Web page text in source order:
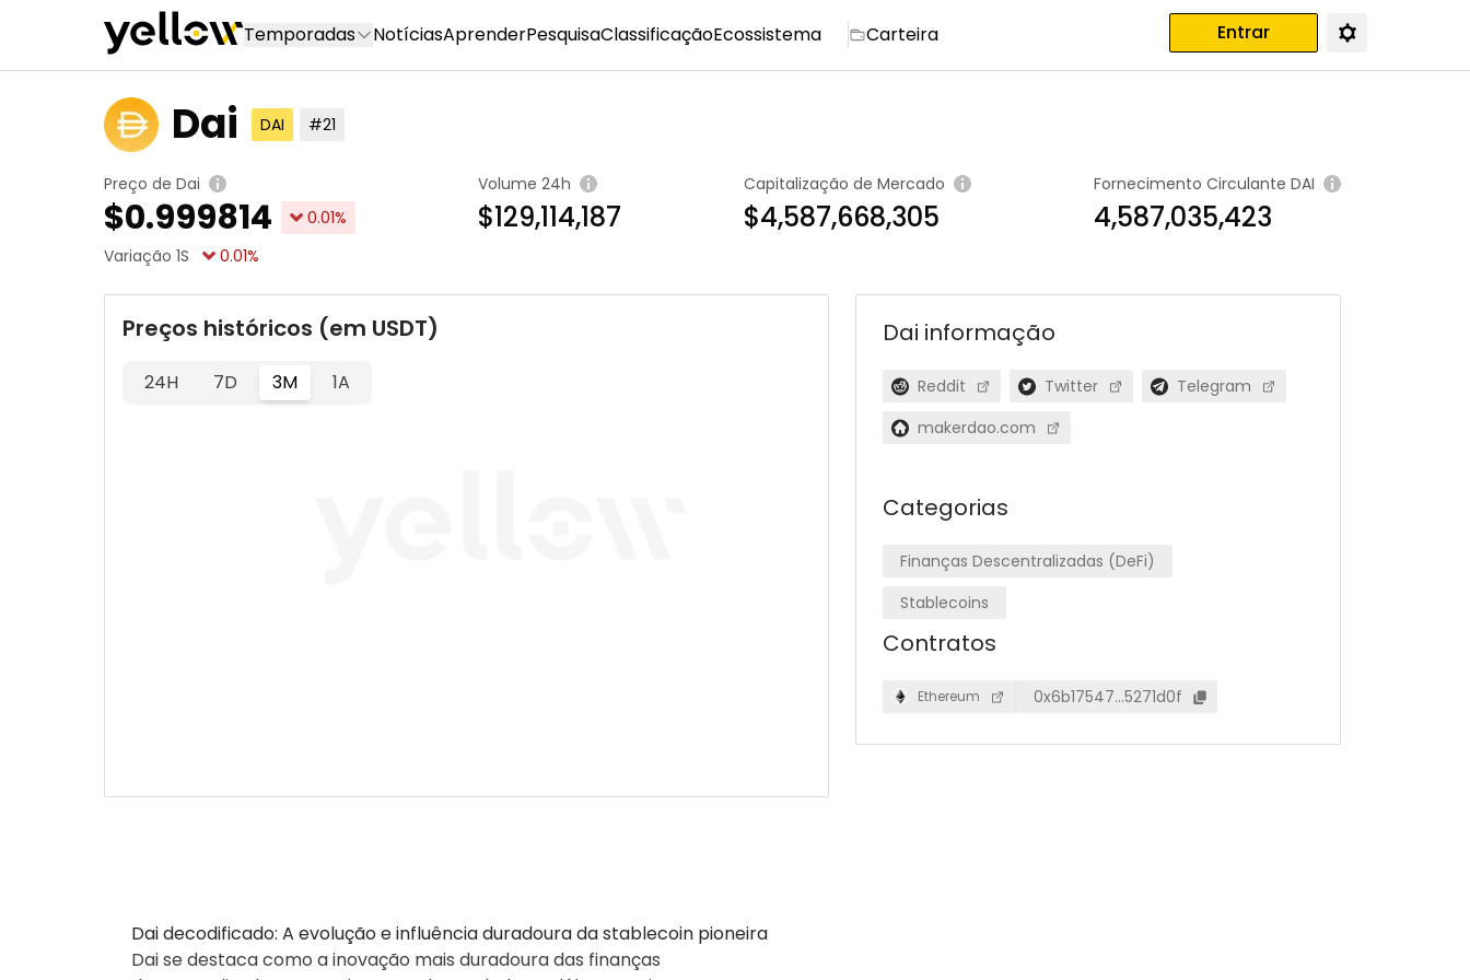
Temporadas NotíciasAprenderPesquisaClassificaçãoEcossistema Carteira Entrar
Dai DAI #21
Preço de Dai
$0.999814 0.01%
Variação 1S
0.01%
Volume 24h
$129,114,187
Capitalização de Mercado
$4,587,668,305
Fornecimento Circulante DAI
4,587,035,423
Preços históricos (em USDT)
24H 7D 3M 1A
Dai decodificado: A evolução e influência duradoura da stablecoin pioneira
Dai se destaca como a inovação mais duradoura das finanças
Dai informação
Reddit Twitter
Telegram
makerdao.com
Categorias
Finanças Descentralizadas (DeFi)
Stablecoins
Contratos
Ethereum 0x6b17547…5271d0f